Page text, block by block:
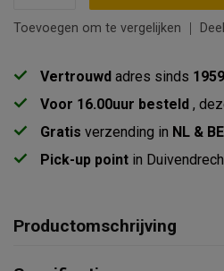
Toevoegen om te vergelijken
Vertrouwd adres sinds
Voor 16.00uur besteld ,
Gratis verzending in NL & BE
Pick-up point in
Productomschrijving